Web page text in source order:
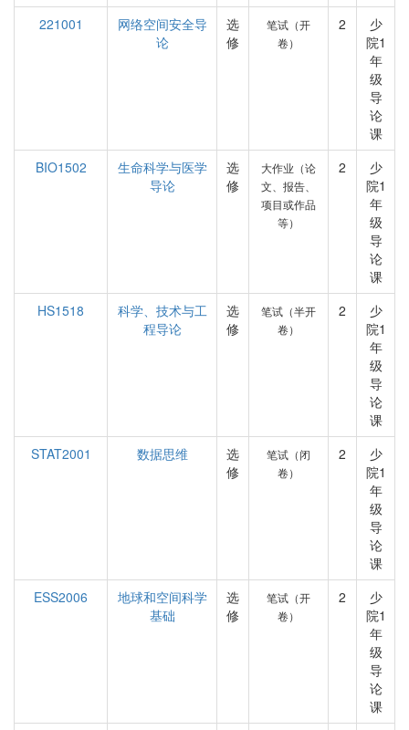
221001
网络空间安全导
论
选
修
笔试（开
卷）
2
少
院1
年
级
导
论
课
BIO1502
生命科学与医学
导论
选
修
大作业（论
文、报告、
项目或作品
等）
2
少
院1
年
级
导
论
课
HS1518
科学、技术与工
程导论
选
修
笔试（半开
卷）
2
少
院1
年
级
导
论
课
STAT2001
数据思维
选
修
笔试（闭
卷）
2
少
院1
年
级
导
论
课
ESS2006
地球和空间科学
基础
选
修
笔试（开
卷）
2
少
院1
年
级
导
论
课